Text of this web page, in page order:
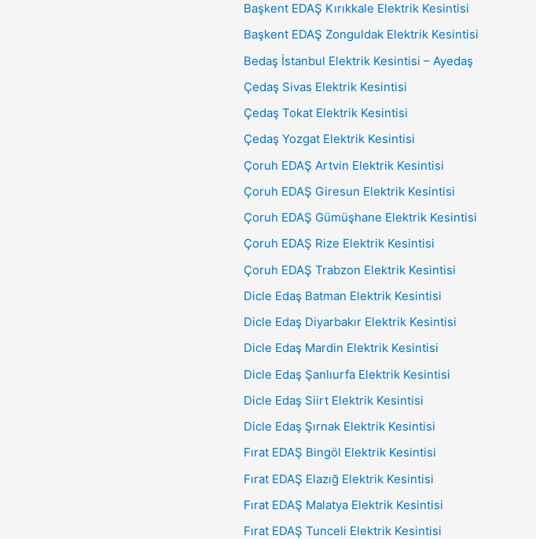
Başkent EDAŞ Kırıkkale Elektrik Kesintisi
Başkent EDAŞ Zonguldak Elektrik Kesintisi
Bedaş İstanbul Elektrik Kesintisi – Ayedaş
Çedaş Sivas Elektrik Kesintisi
Çedaş Tokat Elektrik Kesintisi
Çedaş Yozgat Elektrik Kesintisi
Çoruh EDAŞ Artvin Elektrik Kesintisi
Çoruh EDAŞ Giresun Elektrik Kesintisi
Çoruh EDAŞ Gümüşhane Elektrik Kesintisi
Çoruh EDAŞ Rize Elektrik Kesintisi
Çoruh EDAŞ Trabzon Elektrik Kesintisi
Dicle Edaş Batman Elektrik Kesintisi
Dicle Edaş Diyarbakır Elektrik Kesintisi
Dicle Edaş Mardin Elektrik Kesintisi
Dicle Edaş Şanlıurfa Elektrik Kesintisi
Dicle Edaş Siirt Elektrik Kesintisi
Dicle Edaş Şırnak Elektrik Kesintisi
Fırat EDAŞ Bingöl Elektrik Kesintisi
Fırat EDAŞ Elazığ Elektrik Kesintisi
Fırat EDAŞ Malatya Elektrik Kesintisi
Fırat EDAŞ Tunceli Elektrik Kesintisi